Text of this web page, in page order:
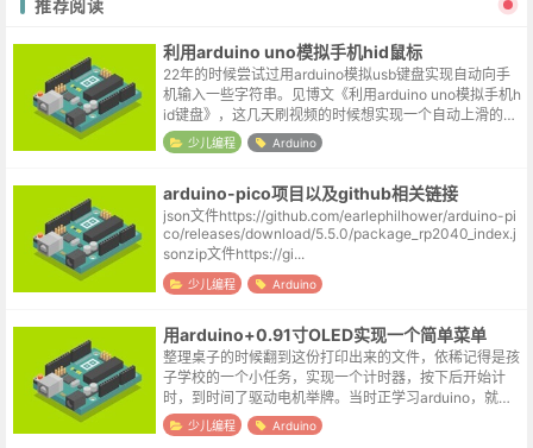
推荐阅读
利用arduino uno模拟手机hid鼠标
22年的时候尝试过用arduino模拟usb键盘实现自动向手
机输入一些字符串。见博文《利用arduino uno模拟手机h
id键盘》，这几天刷视频的时候想实现一个自动上滑的效
果，就想看下手头的arduino uno能否模拟usb鼠标。...
少儿编程 Arduino
arduino-pico项目以及github相关链接
json文件https://github.com/earlephilhower/arduino-pi
co/releases/download/5.5.0/package_rp2040_index.j
sonzip文件https://gi...
少儿编程 Arduino
用arduino+0.91寸OLED实现一个简单菜单
整理桌子的时候翻到这份打印出来的文件，依稀记得是孩
子学校的一个小任务，实现一个计时器，按下后开始计
时，到时间了驱动电机举牌。当时正学习arduino，就尝
试用arduino配合0.91寸OLED实现了一个粗糙的模型，增
加了一个简单菜单...
少儿编程 Arduino